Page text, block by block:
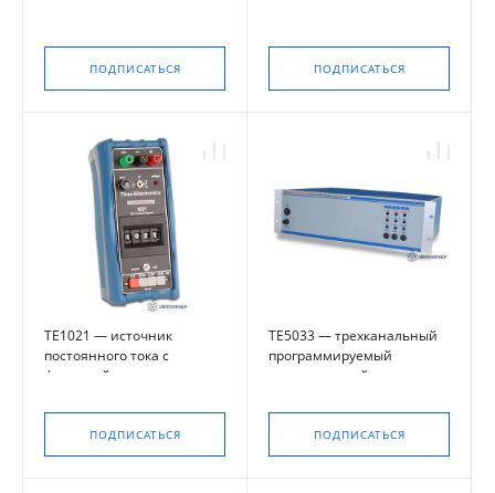
ПОДПИСАТЬСЯ ПОДПИСАТЬСЯ
TE1021 — источник
постоянного тока с
функцией установки нуля
ПОДПИСАТЬСЯ
TE5033 — трехканальный
программируемый
прецизионный источник
тока
ПОДПИСАТЬСЯ